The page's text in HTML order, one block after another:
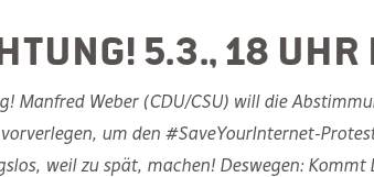
5.3., 18 Uhr
Manfred Weber (CDU/CSU) will die
um den #SaveYourInternet-
weil zu spät, machen! Deswegen: